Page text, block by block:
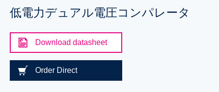
低電力デュアル電圧コンパレータ
Download datasheet
Order Direct